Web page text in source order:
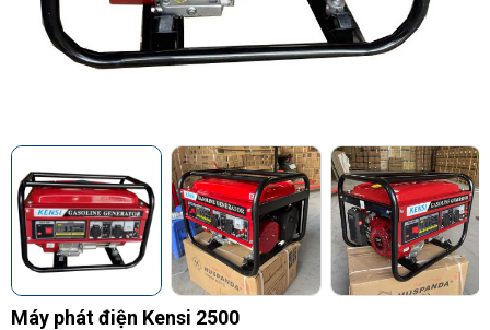
Máy phát điện Kensi 2500